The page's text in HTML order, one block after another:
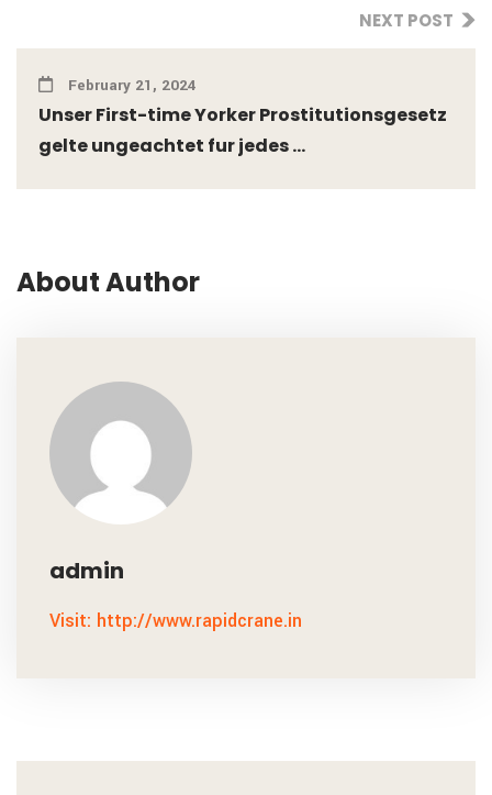
NEXT POST
February 21, 2024
Unser First-time Yorker Prostitutionsgesetz
gelte ungeachtet fur jedes ...
About Author
admin
Visit: http://www.rapidcrane.in